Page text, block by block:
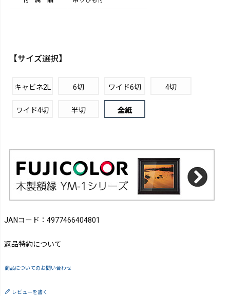
【サイズ選択】
キャビネ2L 6切 ワイド6切 4切
ワイド4切 半切 全紙
JANコード：4977466404801
返品特約について
商品についてのお問い合わせ
レビューを書く